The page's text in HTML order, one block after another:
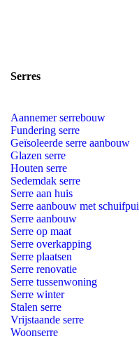
Serres
Aannemer serrebouw
Fundering serre
Geïsoleerde serre aanbouw
Glazen serre
Houten serre
Sedemdak serre
Serre aan huis
Serre aanbouw met schuifpui
Serre aanbouw
Serre op maat
Serre overkapping
Serre plaatsen
Serre renovatie
Serre tussenwoning
Serre winter
Stalen serre
Vrijstaande serre
Woonserre